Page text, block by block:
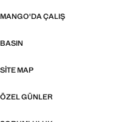
MANGO'DA ÇALIŞ
BASIN
SITE MAP
ÖZEL GÜNLER